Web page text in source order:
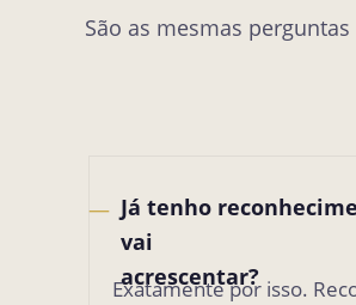
São as mesmas
Já tenho
vai
acrescentar?
—
Exatamente por isso.